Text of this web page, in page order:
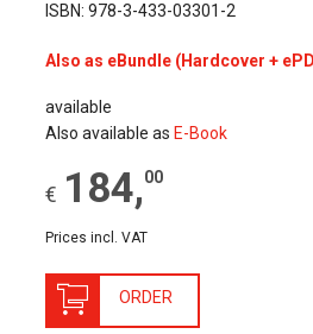
ISBN: 978-3-433-03301-2
Also as eBundle (Hardcover +
available
Also available as E-Book
€ 184,00
Prices incl. VAT
ORDER